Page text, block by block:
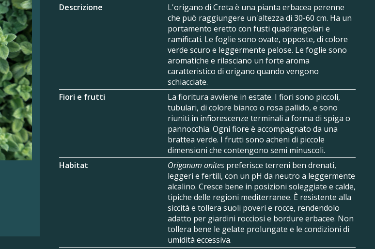
Descrizione
L'origano di Creta è una pianta erbacea perenne
che può raggiungere un'altezza di 30-60 cm. Ha un
portamento eretto con fusti quadrangolari e
ramificati. Le foglie sono ovate, opposte, di colore
verde scuro e leggermente pelose. Le foglie sono
aromatiche e rilasciano un forte aroma
caratteristico di origano quando vengono
schiacciate.
Fiori e frutti
La fioritura avviene in estate. I fiori sono piccoli,
tubulari, di colore bianco o rosa pallido, e sono
riuniti in infiorescenze terminali a forma di spiga o
pannocchia. Ogni fiore è accompagnato da una
brattea verde. I frutti sono acheni di piccole
dimensioni che contengono semi minuscoli.
Habitat
Origanum onites preferisce terreni ben drenati,
leggeri e fertili, con un pH da neutro a leggermente
alcalino. Cresce bene in posizioni soleggiate e calde,
tipiche delle regioni mediterranee. È resistente alla
siccità e tollera suoli poveri e rocce, rendendolo
adatto per giardini rocciosi e bordure erbacee. Non
tollera bene le gelate prolungate e le condizioni di
umidità eccessiva.